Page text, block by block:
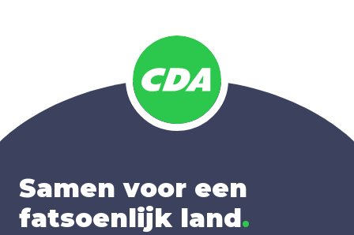
Samen voor een
fatsoenlijk land.